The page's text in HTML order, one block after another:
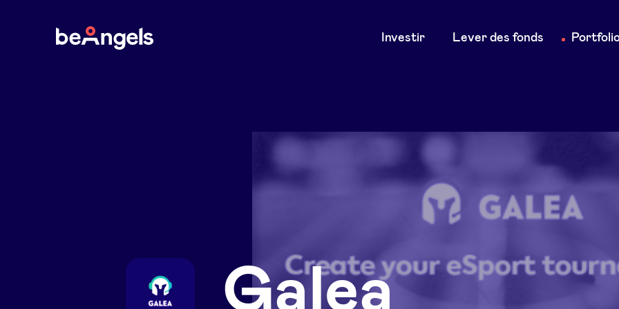
BeAngels
Main
Investir Lever des fonds
Galea